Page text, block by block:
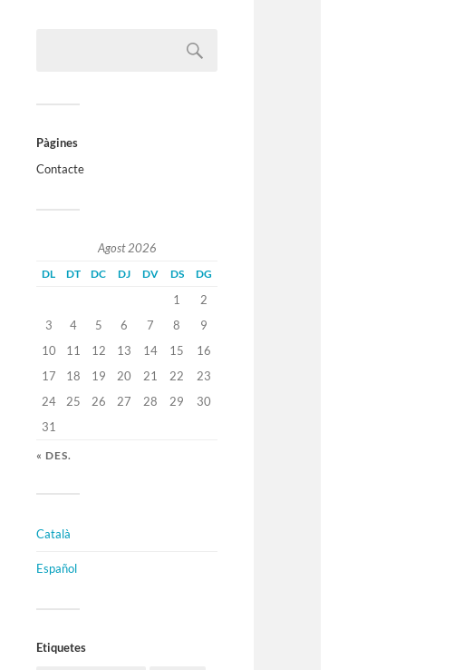
Pàgines
Contacte
Agost 2026
DL DT DC DJ DV DS DG
1
2
3
4 5 6 7 8
9
10
11 12 13 14 15
16
17
18 19 20 21 22
23
24
25 26 27 28 29
30
31
« DES.
Català
Español
Etiquetes